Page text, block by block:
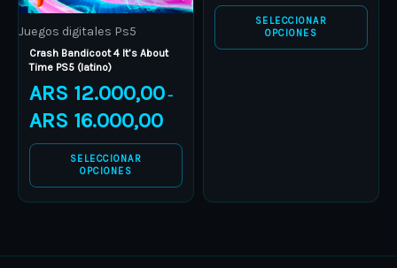
Juegos digitales Ps5
Crash Bandicoot 4 It’s About
Time PS5 (latino)
ARS 12.000,00 –
ARS 16.000,00
SELECCIONAR
OPCIONES
be
chosen
on
the
product
SELECCIONAR
OPCIONES
be